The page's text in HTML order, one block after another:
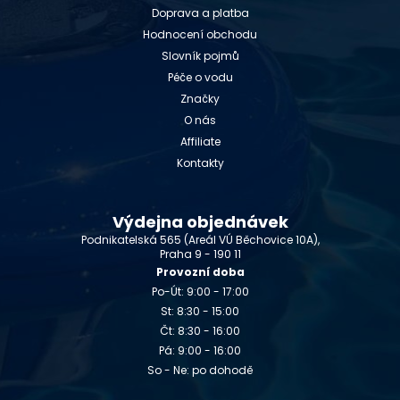
Doprava a platba
Hodnocení obchodu
Slovník pojmů
Péče o vodu
Značky
O nás
Affiliate
Kontakty
Výdejna objednávek
Podnikatelská 565 (Areál VÚ Běchovice 10A),
Praha 9 - 190 11
Provozní doba
Po-Út: 9:00 - 17:00
St: 8:30 - 15:00
Čt: 8:30 - 16:00
Pá: 9:00 - 16:00
So - Ne: po dohodě